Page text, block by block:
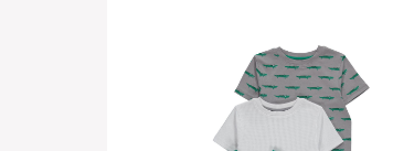
Detail produktu